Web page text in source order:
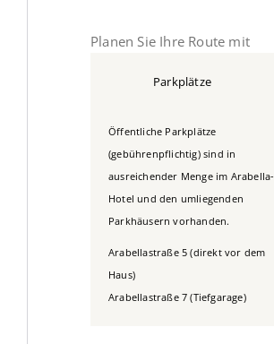
Planen Sie Ihre Route mit
Parkplätze
Öffentliche Parkplätze
(gebührenpflichtig) sind in
ausreichender Menge im Arabella-
Hotel und den umliegenden
Parkhäusern vorhanden.
Arabellastraße 5 (direkt vor dem
Haus)
Arabellastraße 7 (Tiefgarage)